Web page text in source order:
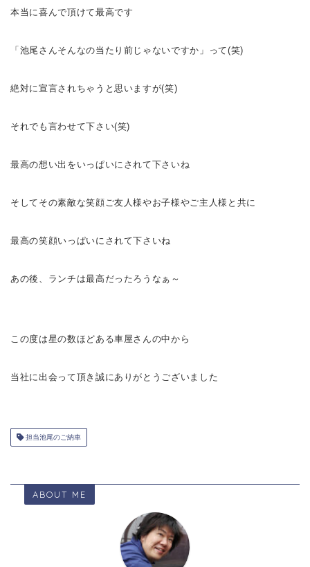
本当に喜んで頂けて最高です
「池尾さんそんなの当たり前じゃないですか 」って(笑)
絶対に宣言されちゃうと思いますが(笑)
それでも言わせて下さい(笑)
最高の想い出をいっぱいに されて下さいね
そしてその素敵な笑顔ご友人様やお子様やご主人様と共に
最高の笑顔いっぱいに されて下さいね
あの後、ランチは最高だったろうなぁ～
この度は星の数ほどある車屋さんの中から
当社に出会って頂き誠にありがとうございました
担当池尾のご納車
ABOUT ME